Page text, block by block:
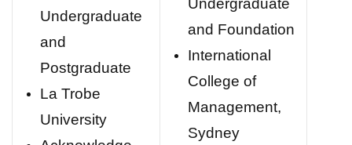
Undergraduate
and
Postgraduate
La Trobe
University
Undergraduate
and Foundation
International
College of
Management,
Sydney